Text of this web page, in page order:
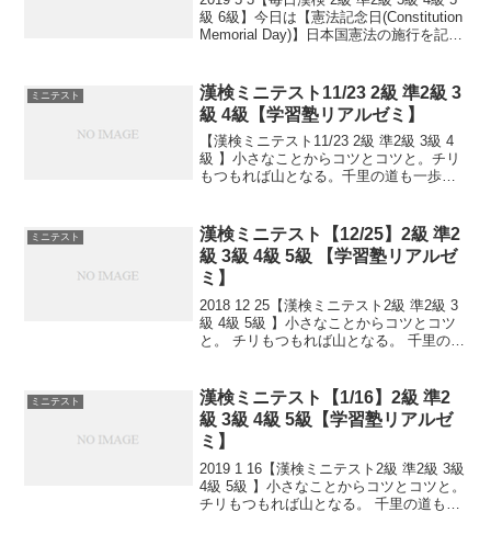
級 6級】今日は【憲法記念日(Constitution
Memorial Day)】日本国憲法の施行を記念
施...
ミニテスト
漢検ミニテスト11/23 2級 準2級 3
級 4級【学習塾リアルゼミ】
【漢検ミニテスト11/23 2級 準2級 3級 4
級 】小さなことからコツとコツと。チリ
もつもれば山となる。千里の道も一歩か
ミニテスト
漢検ミニテスト【12/25】2級 準2
級 3級 4級 5級 【学習塾リアルゼ
ミ】
2018 12 25【漢検ミニテスト2級 準2級 3
級 4級 5級 】小さなことからコツとコツ
と。 チリもつもれば山となる。 千里の道
は皆さんだいたいできますが、 ...
ミニテスト
漢検ミニテスト【1/16】2級 準2
級 3級 4級 5級【学習塾リアルゼ
ミ】
2019 1 16【漢検ミニテスト2級 準2級 3級
4級 5級 】小さなことからコツとコツと。
チリもつもれば山となる。 千里の道も一